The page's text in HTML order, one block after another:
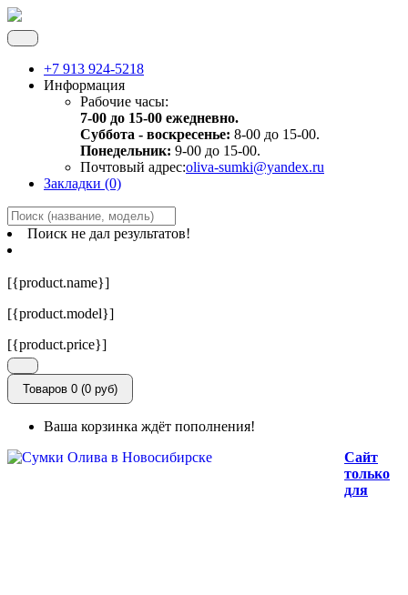
+7 913 924-5218
Информация
Рабочие часы:
7-00 до 15-00 ежедневно.
Суббота - воскресенье: 8-00 до 15-00.
Понедельник: 9-00 до 15-00.
Почтовый адрес:oliva-sumki@yandex.ru
Закладки (0)
Поиск не дал результатов!
[{product.name}]
[{product.model}]
[{product.price}]
Товаров 0 (0 руб)
Ваша корзинка ждёт пополнения!
Сайт
только
для